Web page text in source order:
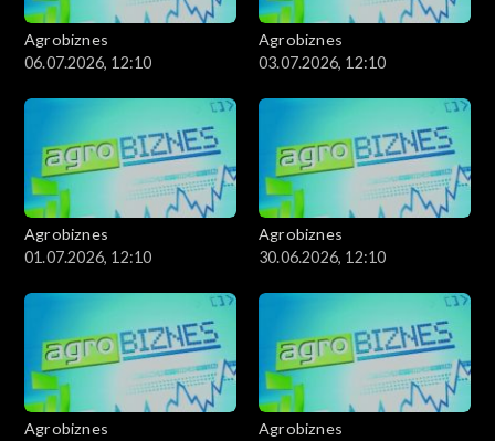
Agrobiznes
06.07.2026, 12:10
Agrobiznes
03.07.2026, 12:10
Agrobiznes
01.07.2026, 12:10
Agrobiznes
30.06.2026, 12:10
Agrobiznes
Agrobiznes